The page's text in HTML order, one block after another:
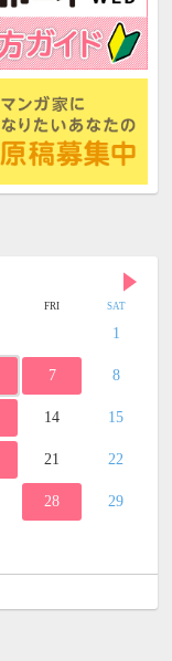
FRI SAT
1
7 8
14 15
21 22
28 29